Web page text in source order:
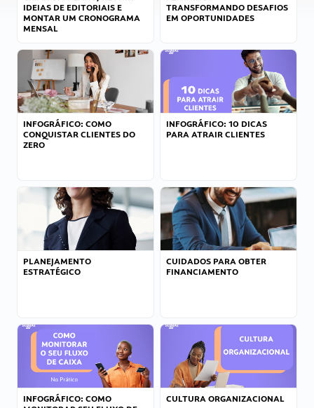
IDEIAS DE EDITORIAIS E
MONTAR UM CRONOGRAMA
MENSAL
TRANSFORMANDO DESAFIOS
EM OPORTUNIDADES
INFOGRÁFICO: COMO
CONQUISTAR CLIENTES DO
ZERO
INFOGRÁFICO: 10 DICAS
PARA ATRAIR CLIENTES
PLANEJAMENTO
ESTRATÉGICO
CUIDADOS PARA OBTER
FINANCIAMENTO
INFOGRÁFICO: COMO
CULTURA ORGANIZACIONAL